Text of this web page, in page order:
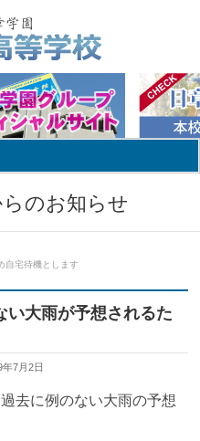
のお知らせ
自宅待機とします
い大雨が予想されるた
7月2日
去に例のない大雨の予想